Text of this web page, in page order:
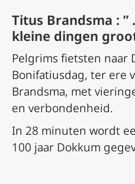
Titus Brandsma :
kleine dingen
Pelgrims fietsten naar
Bonifatiusdag, ter ere
Brandsma, met
en verbondenheid.
In 28 minuten wordt
100 jaar Dokkum